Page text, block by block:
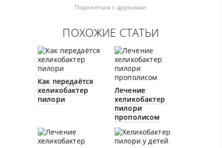
Поделиться с друзьями:
ПОХОЖИЕ СТАТЬИ
Как передаётся
хеликобактер
пилори
Лечение
хеликобактер
пилори
прополисом